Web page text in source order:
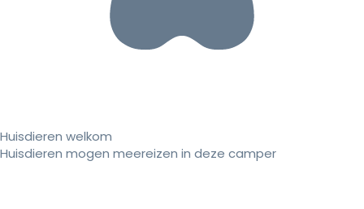
Huisdieren welkom
Huisdieren mogen meereizen in deze camper